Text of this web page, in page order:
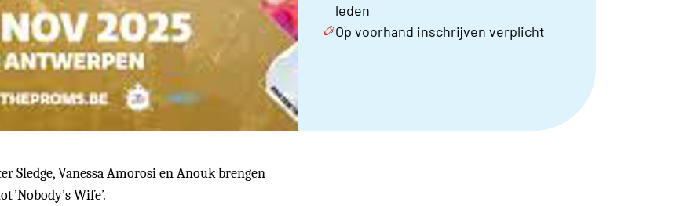
leden
Op voorhand inschrijven verplicht
Sledge, Vanessa Amorosi en Anouk brengen
’Nobody’s Wife’.